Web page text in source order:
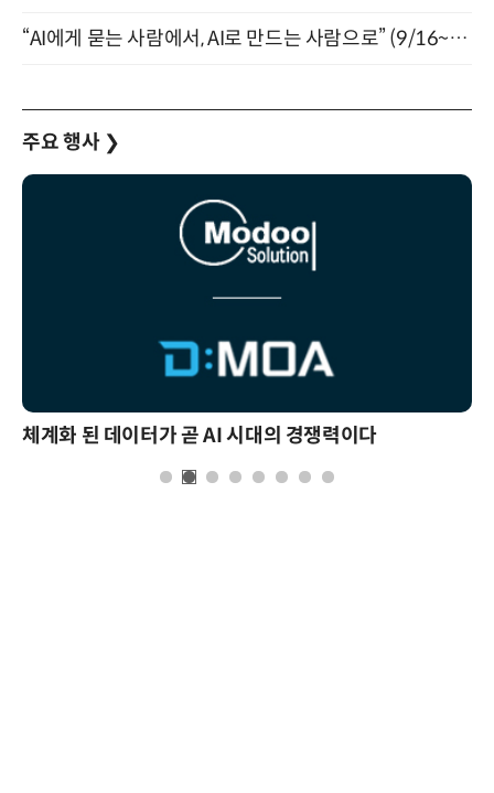
“AI에게 묻는 사람에서, AI로 만드는 사람으로” (9/16~17)
주요 행사 ❯
체계화 된 데이터가 곧 AI 시대의 경쟁력이다